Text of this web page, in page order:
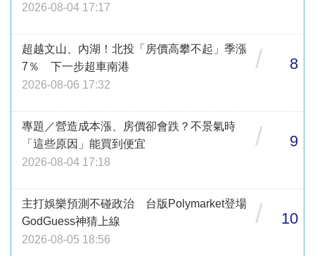
2026-08-04 17:17
超越文山、內湖！北投「房價高攀不起」季漲
7％ 下一步超車南港
2026-08-06 17:32
/ 8
專題／營造成本漲、房價卻會跌？不景氣時
「這些原因」能買到便宜
2026-08-04 17:18
/ 9
主打娛樂預測不碰政治 台版Polymarket登場
GodGuess神猜上線
2026-08-05 18:56
/ 10